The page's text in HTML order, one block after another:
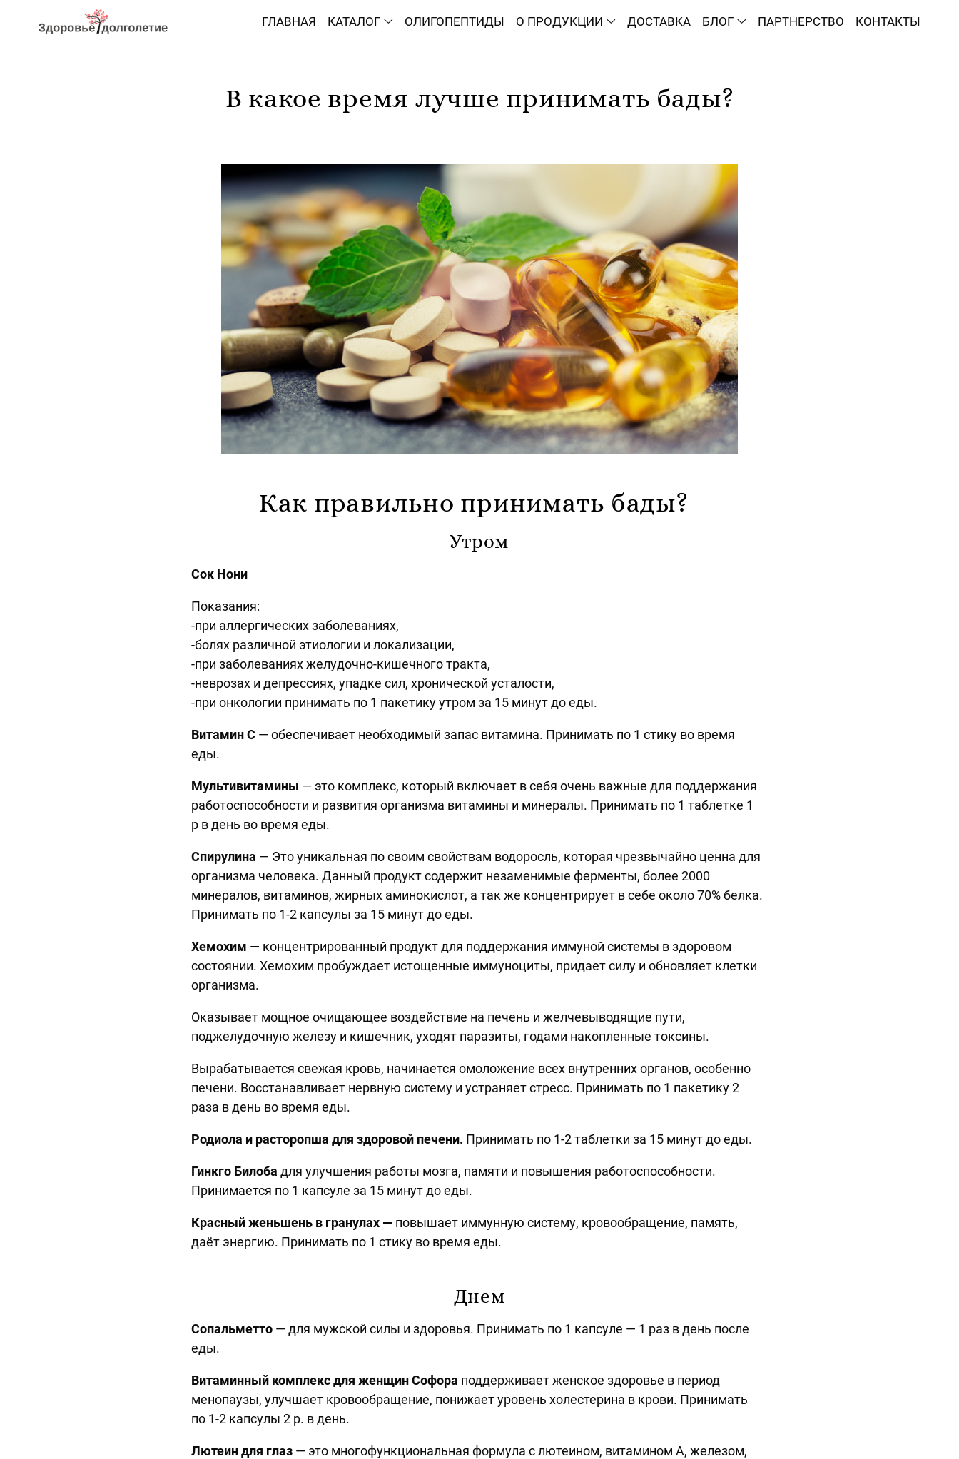
ГЛАВНАЯ КАТАЛОГ ОЛИГОПЕПТИДЫ О ПРОДУКЦИИ ДОСТАВКА БЛОГ ПАРТНЕРСТВО КОНТАКТЫ
В какое время лучше принимать бады?
Как правильно принимать бады?
Утром
Сок Нони
Показания:
-при аллергических заболеваниях,
-болях различной этиологии и локализации,
-при заболеваниях желудочно-кишечного тракта,
-неврозах и депрессиях, упадке сил, хронической усталости,
-при онкологии принимать по 1 пакетику утром за 15 минут до еды.
Витамин С — обеспечивает необходимый запас витамина. Принимать по 1 стику во время
еды.
Мультивитамины — это комплекс, который включает в себя очень важные для поддержания
работоспособности и развития организма витамины и минералы. Принимать по 1 таблетке 1
р в день во время еды.
Спирулина — Это уникальная по своим свойствам водоросль, которая чрезвычайно ценна для
организма человека. Данный продукт содержит незаменимые ферменты, более 2000
минералов, витаминов, жирных аминокислот, а так же концентрирует в себе около 70% белка.
Принимать по 1-2 капсулы за 15 минут до еды.
Хемохим — концентрированный продукт для поддержания иммуной системы в здоровом
состоянии. Хемохим пробуждает истощенные иммуноциты, придает силу и обновляет клетки
организма.
Оказывает мощное очищающее воздействие на печень и желчевыводящие пути,
поджелудочную железу и кишечник, уходят паразиты, годами накопленные токсины.
Вырабатывается свежая кровь, начинается омоложение всех внутренних органов, особенно
печени. Восстанавливает нервную систему и устраняет стресс. Принимать по 1 пакетику 2
раза в день во время еды.
Родиола и расторопша для здоровой печени. Принимать по 1-2 таблетки за 15 минут до еды.
Гинкго Билоба для улучшения работы мозга, памяти и повышения работоспособности.
Принимается по 1 капсуле за 15 минут до еды.
Красный женьшень в гранулах — повышает иммунную систему, кровообращение, память,
даёт энергию. Принимать по 1 стику во время еды.
Днем
Сопальметто — для мужской силы и здоровья. Принимать по 1 капсуле — 1 раз в день после
еды.
Витаминный комплекс для женщин Софора поддерживает женское здоровье в период
менопаузы, улучшает кровообращение, понижает уровень холестерина в крови. Принимать
по 1-2 капсулы 2 р. в день.
Лютеин для глаз — это многофункциональная формула с лютеином, витамином А, железом,